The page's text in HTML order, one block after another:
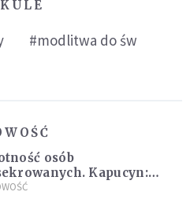
#modlitwa do św
osób
Kapucyn:
w pojedynkę rzadko jest